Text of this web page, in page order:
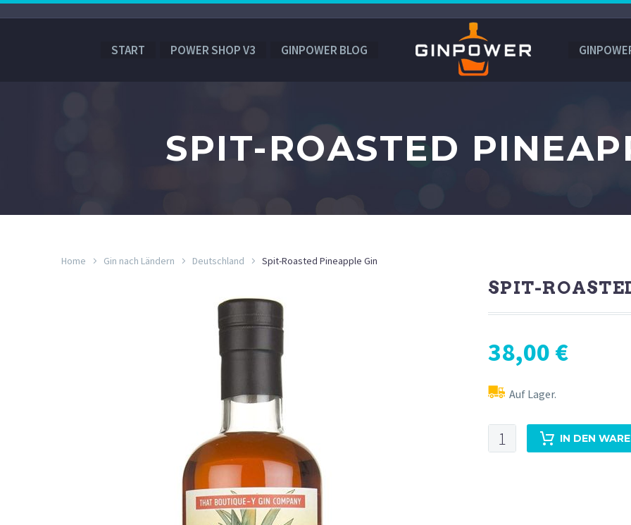
START POWER SHOP V3 GINPOWER BLOG
SPIT-ROASTED
Home Gin nach Ländern Deutschland Spit-Roasted Pineapple Gin
SPIT-
38,00 €
Auf Lager.
Spit-
Roasted
IN DEN